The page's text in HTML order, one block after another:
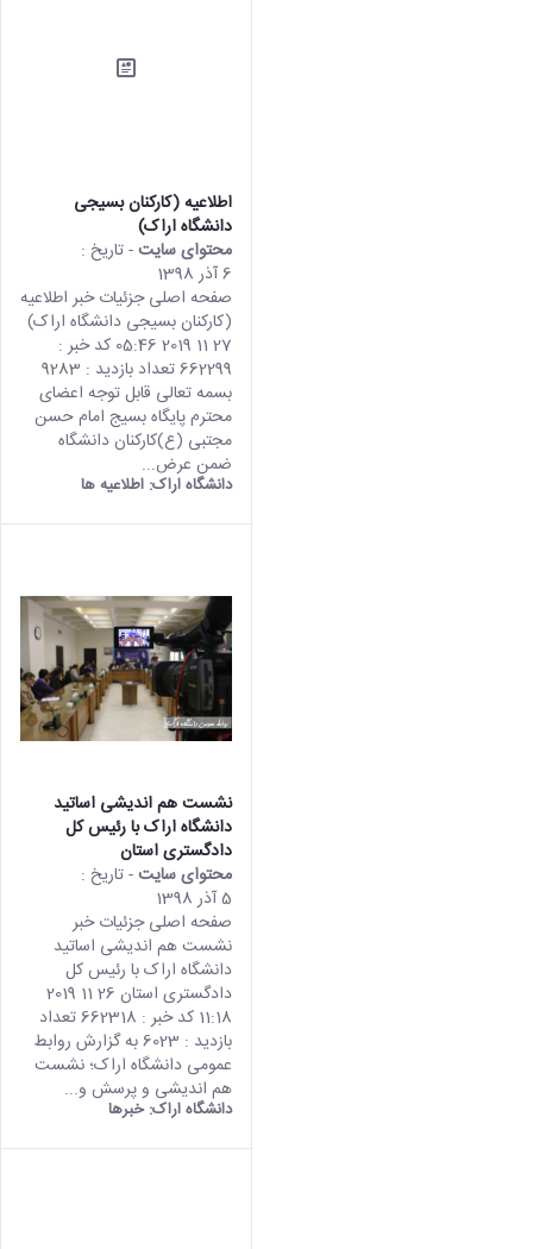
اطلاعیه (کارکنان بسیجی
دانشگاه اراک)
محتوای سایت- تاریخ :
6 آذر 1398
صفحه اصلی جزئیات خبر اطلاعیه
(کارکنان بسیجی دانشگاه اراک)
27 11 2019 05:46 کد خبر :
662299 تعداد بازدید : 9283
بسمه تعالی قابل توجه اعضای
محترم پایگاه بسیج امام حسن
مجتبی (ع)کارکنان دانشگاه
ضمن عرض...
دانشگاه اراک: اطلاعیه ها
نشست هم اندیشی اساتید
دانشگاه اراک با رئیس کل
دادگستری استان
محتوای سایت- تاریخ :
5 آذر 1398
صفحه اصلی جزئیات خبر
نشست هم اندیشی اساتید
دانشگاه اراک با رئیس کل
دادگستری استان 26 11 2019
11:18 کد خبر : 662318 تعداد
بازدید : 6023 به گزارش روابط
عمومی دانشگاه اراک؛ نشست
هم اندیشی و پرسش و...
دانشگاه اراک:خبرها